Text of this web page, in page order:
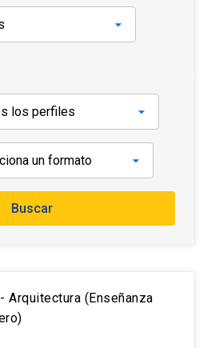
Buscar
Arquitectura (Enseñanza